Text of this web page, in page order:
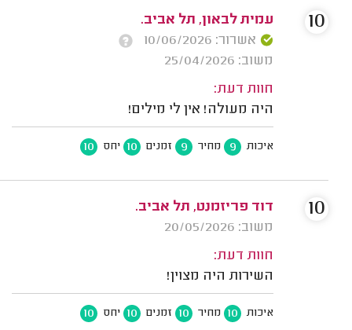
עמית לבאון, תל אביב.
אשרור: 10/06/2026
משוב: 25/04/2026
חוות דעת:
היה מעולה! אין לי מילים!
איכות 9 מחיר 9 זמנים 10 יחס 10
10
דוד פריזמנט, תל אביב.
משוב: 20/05/2026
חוות דעת:
השירות היה מצוין!
איכות 10 מחיר 10 זמנים 10 יחס 10
10